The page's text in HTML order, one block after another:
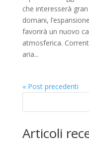
che interesserà
domani,
favorirà un nuovo
atmosferica.
aria...
« Post precedenti
Articoli